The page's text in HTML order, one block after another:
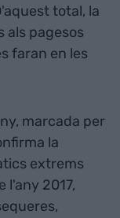
total, la
als pagesos
faran en les
marcada per
la
extrems
l'any 2017,